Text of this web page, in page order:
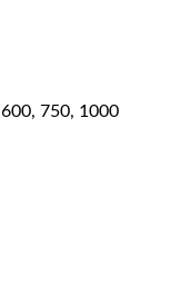
750, 1000